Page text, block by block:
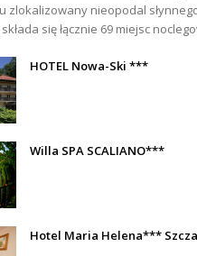
zlokalizowany nieopodal
się łącznie 69 miejsc
HOTEL Nowa-Ski ***
Willa SPA SCALIANO***
Hotel Maria Helena***